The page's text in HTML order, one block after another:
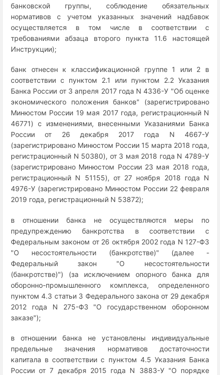
банковской группы, соблюдение обязательных
нормативов с учетом указанных значений надбавок
осуществляется в том числе в соответствии с
требованиями абзаца второго пункта 11.6 настоящей
Инструкции);
банк отнесен к классификационной группе 1 или 2 в
соответствии с пунктом 2.1 или пунктом 2.2 Указания
Банка России от 3 апреля 2017 года N 4336-У "Об оценке
экономического положения банков" (зарегистрировано
Минюстом России 19 мая 2017 года, регистрационный N
46771) с изменениями, внесенными Указаниями Банка
России от 26 декабря 2017 года N 4667-У
(зарегистрировано Минюстом России 15 марта 2018 года,
регистрационный N 50380), от 3 мая 2018 года N 4789-У
(зарегистрировано Минюстом России 23 мая 2018 года,
регистрационный N 51155), от 27 ноября 2018 года N
4976-У (зарегистрировано Минюстом России 22 февраля
2019 года, регистрационный N 53872);
в отношении банка не осуществляются меры по
предупреждению банкротства в соответствии с
Федеральным законом от 26 октября 2002 года N 127-ФЗ
"О несостоятельности (банкротстве)" (далее -
Федеральный закон "О несостоятельности
(банкротстве)") (за исключением опорного банка для
оборонно-промышленного комплекса, определенного
пунктом 4.3 статьи 3 Федерального закона от 29 декабря
2012 года N 275-ФЗ "О государственном оборонном
заказе");
в отношении банка не установлены индивидуальные
предельные значения нормативов достаточности
капитала в соответствии с пунктом 4.5 Указания Банка
России от 7 декабря 2015 года N 3883-У "О порядке